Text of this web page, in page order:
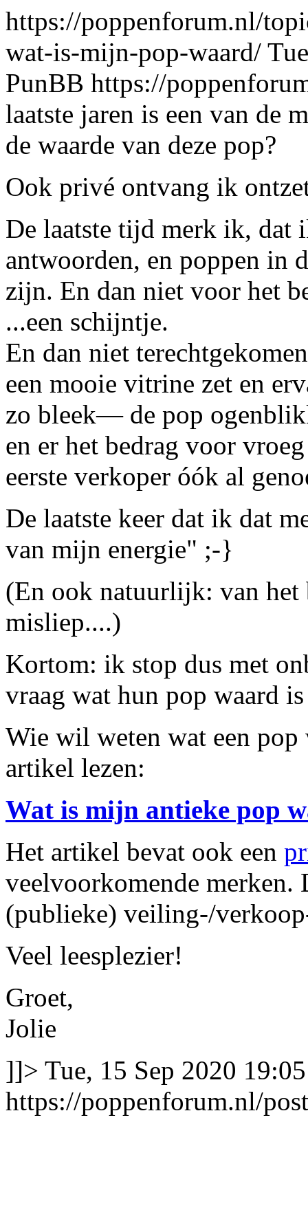
https://poppenforum.nl/
wat-is-mijn-pop-waard/
PunBB https://
laatste jaren is een van de
de waarde van deze pop?
Ook privé ontvang ik
De laatste tijd merk ik, dat
antwoorden, en poppen in
zijn. En dan niet voor het
...een schijntje.
En dan niet
een mooie vitrine zet en
zo bleek— de pop
en er het bedrag voor
eerste verkoper óók al
De laatste keer dat ik dat
van mijn energie" ;-}
(En ook natuurlijk: van het
misliep....)
Kortom: ik stop dus met
vraag wat hun pop waard
Wie wil weten wat een
artikel lezen:
Wat is mijn antieke pop
Het artikel bevat ook een
veelvoorkomende merken.
(publieke) veiling-/
Veel leesplezier!
Groet,
Jolie
]]> Tue, 15 Sep 2020
https://poppenforum.nl/